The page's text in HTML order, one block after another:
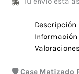
Descripción
🛡️ Case Matizado